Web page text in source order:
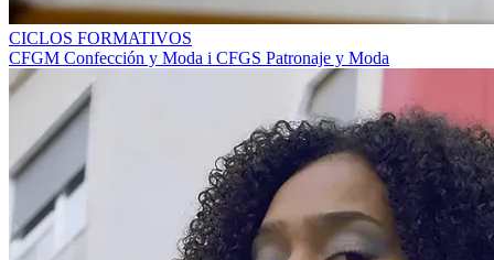
CICLOS FORMATIVOS
CFGM Confección y Moda i CFGS Patronaje y Moda